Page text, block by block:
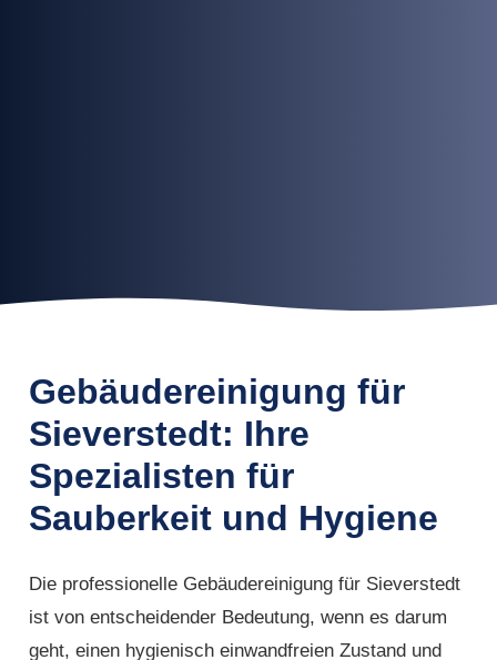
Gebäudereinigung für
Sieverstedt: Ihre
Spezialisten für
Sauberkeit und Hygiene
Die professionelle Gebäudereinigung für Sieverstedt
ist von entscheidender Bedeutung, wenn es darum
geht, einen hygienisch einwandfreien Zustand und